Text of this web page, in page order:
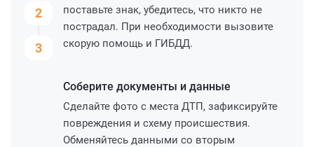
2
3
поставьте знак, убедитесь, что никто не
пострадал. При необходимости вызовите
скорую помощь и ГИБДД.
Соберите документы и данные
Сделайте фото с места ДТП, зафиксируйте
повреждения и схему происшествия.
Обменяйтесь данными со вторым